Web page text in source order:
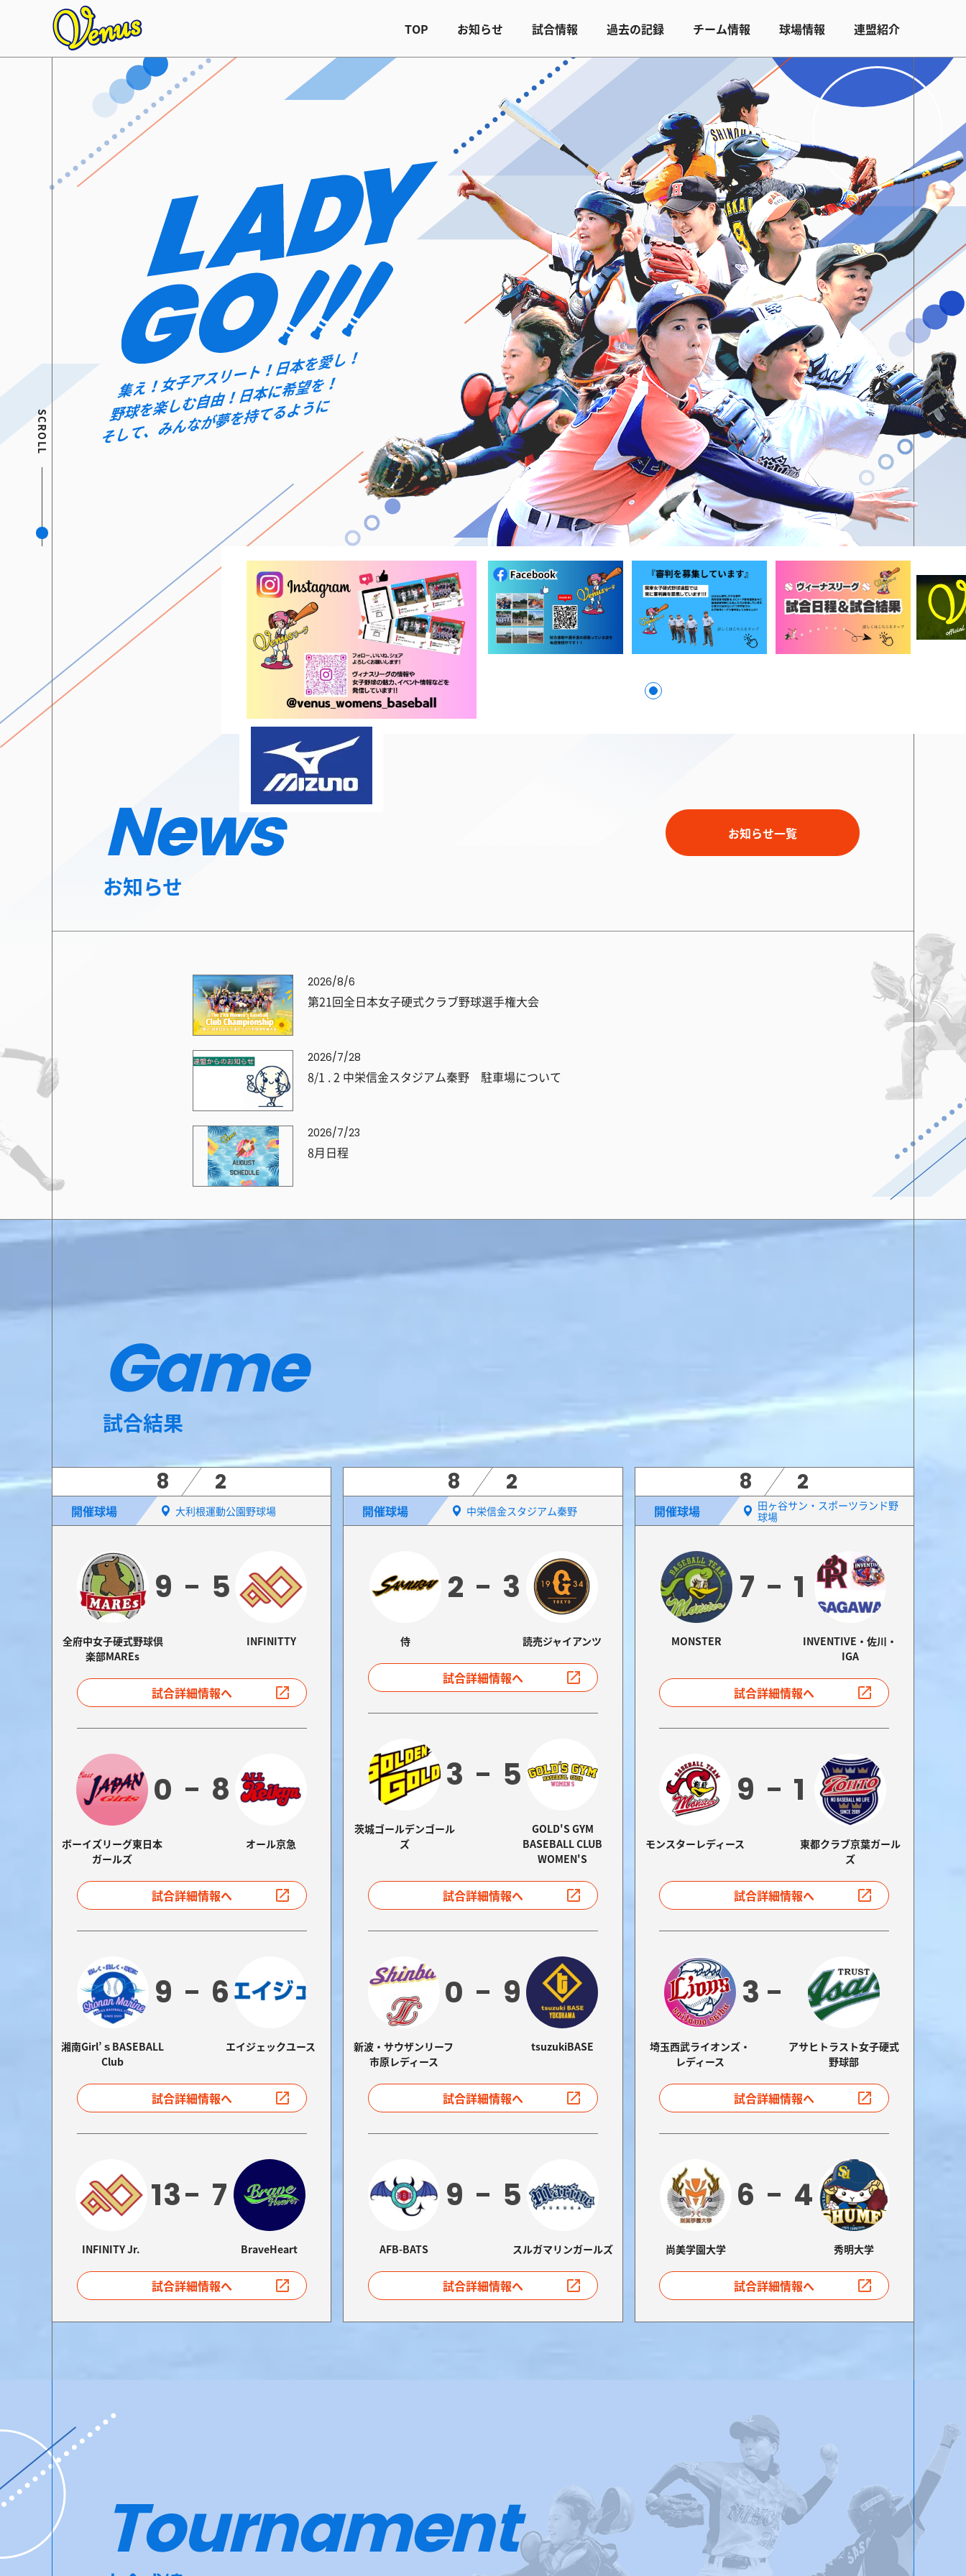
TOP お知らせ 試合情報 過去の記録 チーム情報 球場情報 連盟紹介
SCROLL
News
お知らせ
2026/8/6
第21回全日本女子硬式クラブ野球選手権大会
2026/7/28
8/1 . 2 中栄信金スタジアム秦野 駐車場について
2026/7/23
8月日程
お知らせ一覧
Game
試合結果
8 2
開催球場 大利根運動公園野球場
全府中女子硬式野球倶
楽部MAREs
9
INFINITTY
5
試合詳細情報へ
ボーイズリーグ東日本
ガールズ
0
オール京急
8
試合詳細情報へ
湘南Girl’ｓBASEBALL
Club
9
エイジェックユース
6
試合詳細情報へ
INFINITY Jr.
13
BraveHeart
7
試合詳細情報へ
8 2
開催球場 中栄信金スタジアム秦野
侍
2
読売ジャイアンツ
3
試合詳細情報へ
茨城ゴールデンゴール
ズ
3
GOLD'S GYM
BASEBALL CLUB
WOMEN'S
5
試合詳細情報へ
新波・サウザンリーフ
市原レディース
0
tsuzukiBASE
9
試合詳細情報へ
AFB-BATS
9
スルガマリンガールズ
5
試合詳細情報へ
8 2
開催球場
田ヶ谷サン・スポーツランド野
球場
MONSTER
7
INVENTIVE・佐川・
IGA
1
試合詳細情報へ
モンスターレディース
9
東都クラブ京葉ガール
ズ
1
試合詳細情報へ
埼玉西武ライオンズ・
レディース
3
アサヒトラスト女子硬式
野球部
試合詳細情報へ
尚美学園大学
6
秀明大学
4
試合詳細情報へ
Tournament